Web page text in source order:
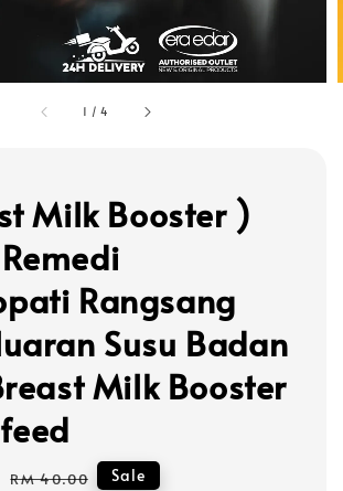
1 /4
Milk Booster )
Rangsang
Susu Badan
Milk Booster
Regular
RM 40.00 Sale